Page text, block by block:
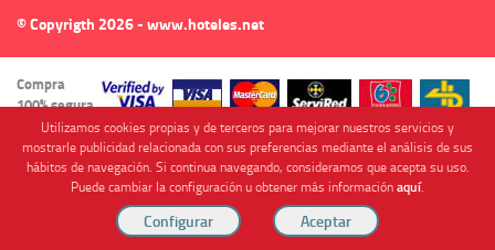
© Copyrigth 2026 - www.hoteles.net
Compra
100% segura
Cofinanciado por
Utilizamos cookies propias y de terceros para mejorar nuestros servicios y
mostrarle publicidad relacionada con sus preferencias mediante el análisis de sus
hábitos de navegación. Si continua navegando, consideramos que acepta su uso.
Puede cambiar la configuración u obtener más informaciónaquí.